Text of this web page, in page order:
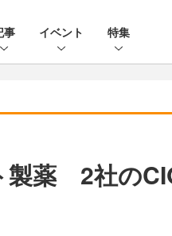
事 イベント 特集
製薬 2社の